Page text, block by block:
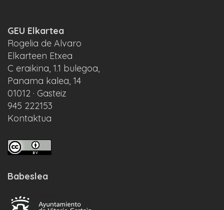
GEU Elkartea
Rogelia de Alvaro
Elkarteen Etxea
C eraikina, 1.1 bulegoa,
Panama kalea, 14
01012 · Gasteiz
945 222153
Kontaktua
Babeslea